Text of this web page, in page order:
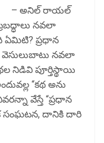
నవలా
ఏమిటి? ప్రధాన
వెసులుబాటు నవలా
నిడివి పూర్తిస్థాయి
“కథ అను
వేస్తే “ప్రధాన
సంఘటన, దానికి దారి